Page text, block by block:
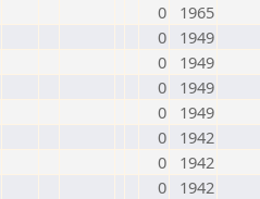
0
1965
0
1949
0
1949
0
1949
0
1949
0
1942
0
1942
0
1942